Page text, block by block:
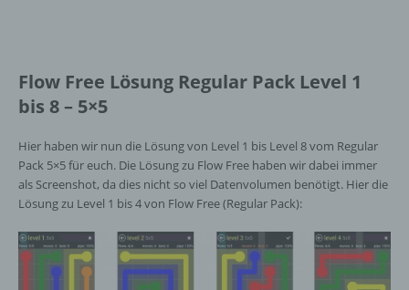
Flow Free Lösung Regular Pack Level 1
bis 8 – 5×5
Hier haben wir nun die Lösung von Level 1 bis Level 8 vom Regular
Pack 5×5 für euch. Die Lösung zu Flow Free haben wir dabei immer
als Screenshot, da dies nicht so viel Datenvolumen benötigt. Hier die
Lösung zu Level 1 bis 4 von Flow Free (Regular Pack):